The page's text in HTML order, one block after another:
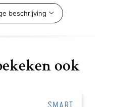
is een hulpmiddel waarmee
taal kan worden
voor kinderen met
aanvullend deel
beschrijving
ook